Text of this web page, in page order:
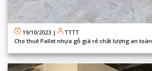
19/10/2023 |
TTTT
Cho thuê Pallet nhựa gỗ giá rẻ chất lượng an toàn